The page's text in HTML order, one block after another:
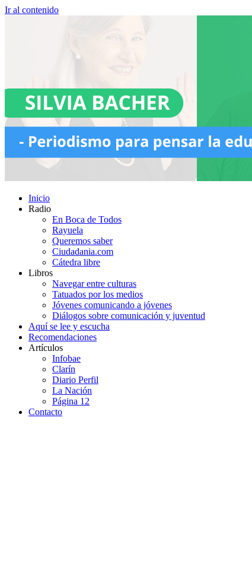
Ir al contenido
Inicio
Radio
En Boca de Todos
Rayuela
Queremos saber
Ciudadania.com
Cátedra libre
Libros
Navegar entre culturas
Tatuados por los medios
Jóvenes comunicando a jóvenes
Diálogos sobre comunicación y juventud
Aquí se lee y escucha
Recomendaciones
Artículos
Infobae
Clarín
Diario Perfil
La Nación
Página 12
Contacto